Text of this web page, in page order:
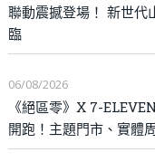
聯動震撼登場！ 新世代
臨
06/08/2026
《絕區零》X 7-
開跑！主題門市、實體